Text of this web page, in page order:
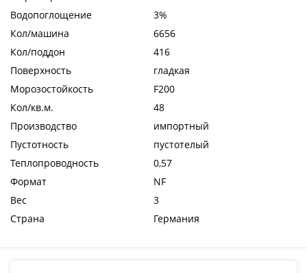
Водопоглощение
3%
Кол/машина
6656
Кол/поддон
416
Поверхность
гладкая
Морозостойкость
F200
Кол/кв.м.
48
Производство
импортный
Пустотность
пустотелый
Теплопроводность
0,57
Формат
NF
Вес
3
Страна
Германия